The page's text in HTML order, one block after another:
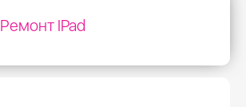
Ремонт IPad